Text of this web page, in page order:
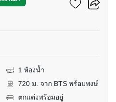
1 ห้องน้ำ
720 ม. จาก BTS พร้อมพงษ์
ตกแต่งพร้อมอยู่